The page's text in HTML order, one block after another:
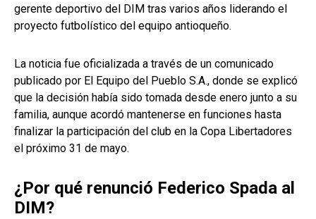
gerente deportivo del DIM tras varios años liderando el
proyecto futbolístico del equipo antioqueño.
La noticia fue oficializada a través de un comunicado
publicado por El Equipo del Pueblo S.A., donde se explicó
que la decisión había sido tomada desde enero junto a su
familia, aunque acordó mantenerse en funciones hasta
finalizar la participación del club en la Copa Libertadores
el próximo 31 de mayo.
¿Por qué renunció Federico Spada al
DIM?